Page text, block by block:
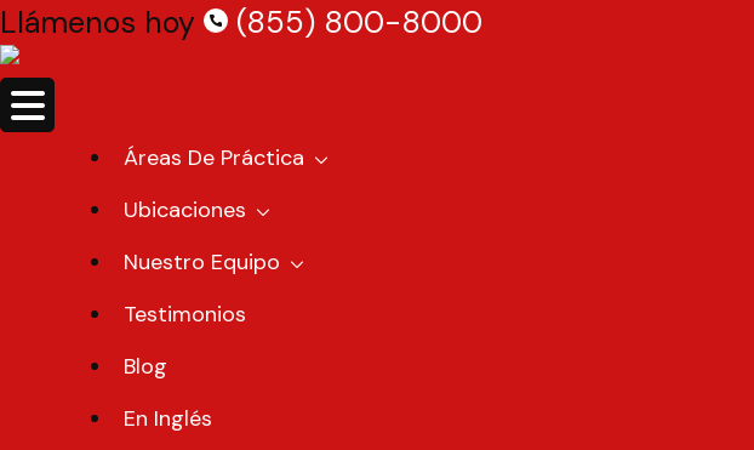
Skip
to
content
Llámenos hoy (855) 800-8000
Áreas De Práctica
Ubicaciones
Nuestro Equipo
Testimonios
Blog
En Inglés